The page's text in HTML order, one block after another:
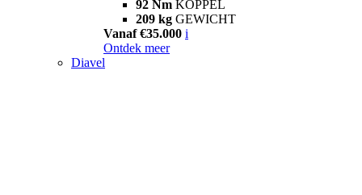
92 Nm KOPPEL
209 kg GEWICHT
Vanaf €35.000 i
Ontdek meer
Diavel